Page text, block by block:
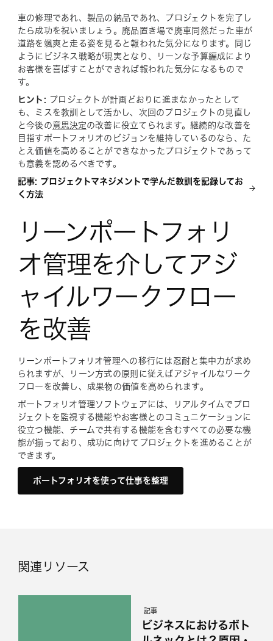
車の修理であれ、製品の納品であれ、プロジェクトを完了し
たら成功を祝いましょう。廃品置き場で廃車同然だった車が
道路を颯爽と走る姿を見ると報われた気分になります。同じ
ようにビジネス戦略が現実となり、リーンな予算編成により
お客様を喜ばすことができれば報われた気分になるもので
す。
ヒント: プロジェクトが計画どおりに進まなかったとして
も、ミスを教訓として活かし、次回のプロジェクトの見直し
と今後の意思決定の改善に役立てられます。継続的な改善を
目指すポートフォリオのビジョンを維持しているのなら、た
とえ価値を高めることができなかったプロジェクトであって
も意義を認めるべきです。
記事: プロジェクトマネジメントで学んだ教訓を記録してお
く方法
リーンポートフォリ
オ管理を介してアジ
ャイルワークフロー
を改善
リーンポートフォリオ管理への移行には忍耐と集中力が求め
られますが、リーン方式の原則に従えばアジャイルなワーク
フローを改善し、成果物の価値を高められます。
ポートフォリオ管理ソフトウェアには、リアルタイムでプロ
ジェクトを監視する機能やお客様とのコミュニケーションに
役立つ機能、チームで共有する機能を含むすべての必要な機
能が揃っており、成功に向けてプロジェクトを進めることが
できます。
ポートフォリオを使って仕事を整理
関連リソース
記事
ビジネスにおけるボト